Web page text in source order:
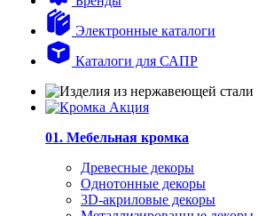
Электронные каталоги
Каталоги для САПР
01. Мебельная кромка
Древесные декоры
Однотонные декоры
3D-акриловые декоры